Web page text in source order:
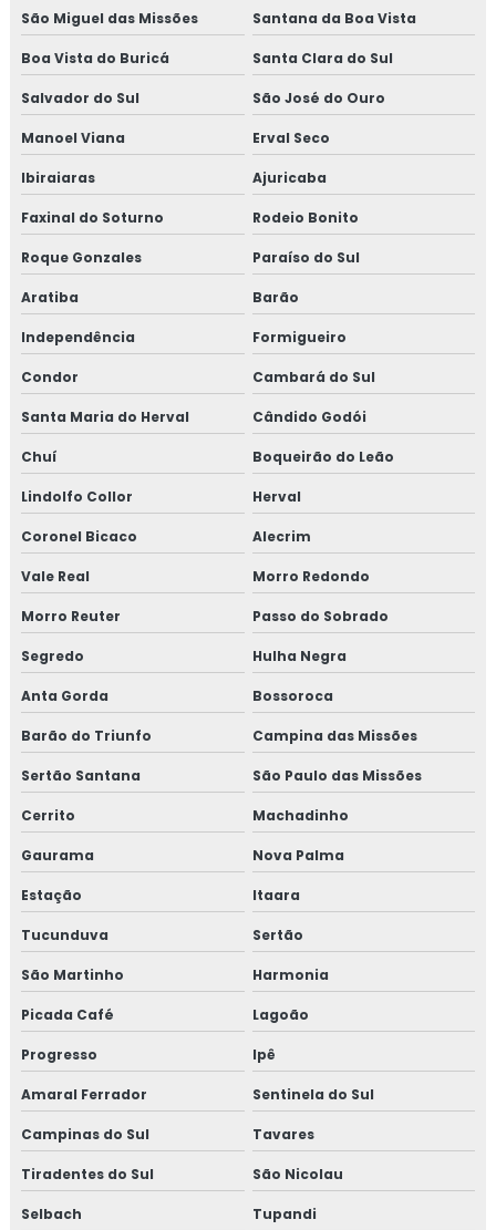
São Miguel das Missões Santana da Boa Vista
Boa Vista do Buricá Santa Clara do Sul
Salvador do Sul São José do Ouro
Manoel Viana Erval Seco
Ibiraiaras Ajuricaba
Faxinal do Soturno Rodeio Bonito
Roque Gonzales Paraíso do Sul
Aratiba Barão
Independência Formigueiro
Condor Cambará do Sul
Santa Maria do Herval Cândido Godói
Chuí Boqueirão do Leão
Lindolfo Collor Herval
Coronel Bicaco Alecrim
Vale Real Morro Redondo
Morro Reuter Passo do Sobrado
Segredo Hulha Negra
Anta Gorda Bossoroca
Barão do Triunfo Campina das Missões
Sertão Santana São Paulo das Missões
Cerrito Machadinho
Gaurama Nova Palma
Estação Itaara
Tucunduva Sertão
São Martinho Harmonia
Picada Café Lagoão
Progresso Ipê
Amaral Ferrador Sentinela do Sul
Campinas do Sul Tavares
Tiradentes do Sul São Nicolau
Selbach Tupandi